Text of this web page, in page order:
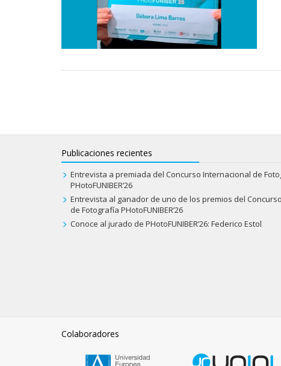
Publicaciones recientes
Entrevista a premiada del Concurso Internacional de
PHotoFUNIBER’26
Entrevista al ganador de uno de los premios del
de Fotografía PHotoFUNIBER’26
Conoce al jurado de PHotoFUNIBER’26: Federico Estol
Colaboradores